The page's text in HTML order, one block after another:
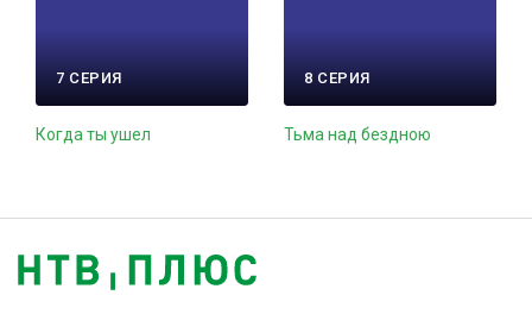
7 СЕРИЯ
Когда ты ушел
8 СЕРИЯ
Тьма над бездною